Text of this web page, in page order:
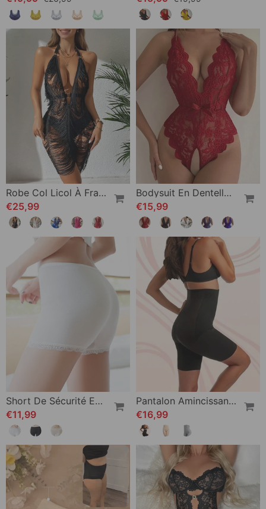
Robe Col Licol À Franges Transparente
€25,99
Bodysuit En Dentelle À Col Halter
€15,99
Short De Sécurité En Dentelle Confortable
€11,99
Pantalon Amincissant Taille Haute
€16,99